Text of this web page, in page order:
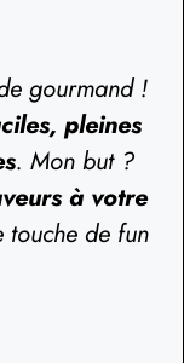
gourmand !
pleines
. Mon but ?
à votre
touche de fun